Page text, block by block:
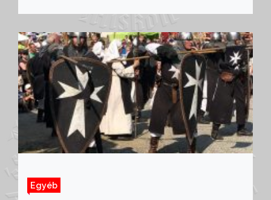
Egyéb